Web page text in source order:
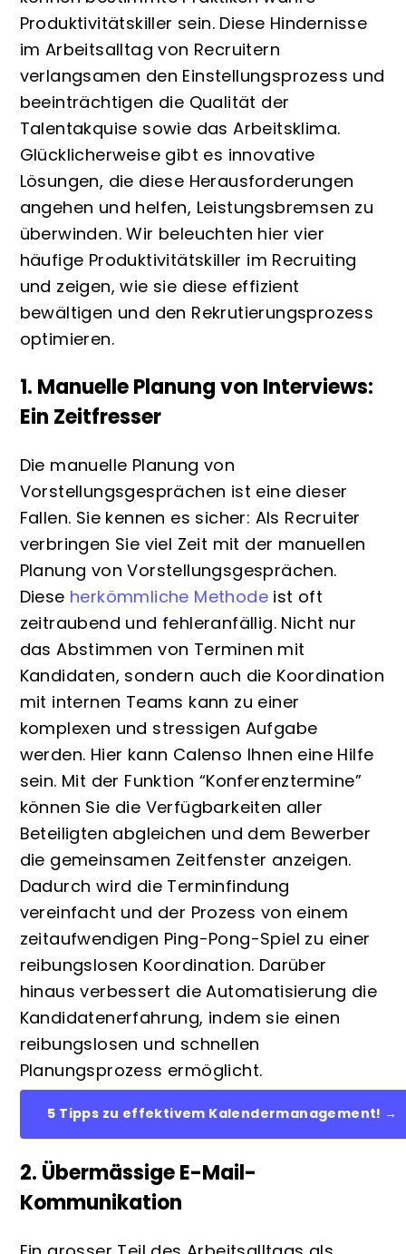
Produktivitätskiller sein. Diese Hindernisse
im Arbeitsalltag von Recruitern
verlangsamen den Einstellungsprozess und
beeinträchtigen die Qualität der
Talentakquise sowie das Arbeitsklima.
Glücklicherweise gibt es innovative
Lösungen, die diese Herausforderungen
angehen und helfen, Leistungsbremsen zu
überwinden. Wir beleuchten hier vier
häufige Produktivitätskiller im Recruiting
und zeigen, wie sie diese effizient
bewältigen und den Rekrutierungsprozess
optimieren.
1. Manuelle Planung von Interviews:
Ein Zeitfresser
Die manuelle Planung von
Vorstellungsgesprächen ist eine dieser
Fallen. Sie kennen es sicher: Als Recruiter
verbringen Sie viel Zeit mit der manuellen
Planung von Vorstellungsgesprächen.
Diese herkömmliche Methode ist oft
zeitraubend und fehleranfällig. Nicht nur
das Abstimmen von Terminen mit
Kandidaten, sondern auch die Koordination
mit internen Teams kann zu einer
komplexen und stressigen Aufgabe
werden. Hier kann Calenso Ihnen eine Hilfe
sein. Mit der Funktion “Konferenztermine”
können Sie die Verfügbarkeiten aller
Beteiligten abgleichen und dem Bewerber
die gemeinsamen Zeitfenster anzeigen.
Dadurch wird die Terminfindung
vereinfacht und der Prozess von einem
zeitaufwendigen Ping-Pong-Spiel zu einer
reibungslosen Koordination. Darüber
hinaus verbessert die Automatisierung die
Kandidatenerfahrung, indem sie einen
reibungslosen und schnellen
Planungsprozess ermöglicht.
5 Tipps zu effektivem Kalendermanagement! →
2. Übermässige E-Mail-
Kommunikation